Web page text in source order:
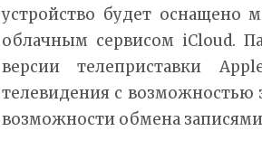
устройство будет оснащено
облачным сервисом iCloud.
версии телеприставки
телевидения с возможностью
возможности обмена